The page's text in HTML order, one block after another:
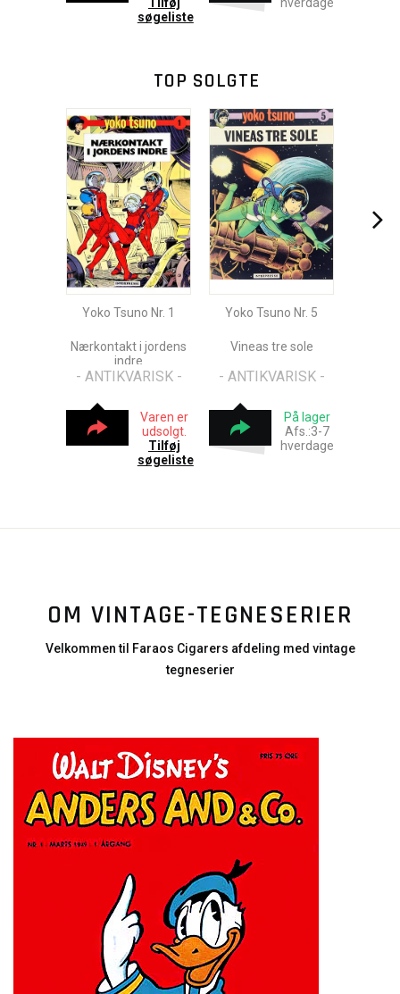
Tilføj
søgeliste
hverdage
TOP SOLGTE
Yoko Tsuno Nr. 1
Nærkontakt i jordens
indre
- ANTIKVARISK -
Varen er
udsolgt.
Tilføj
søgeliste
Yoko Tsuno Nr. 5
Vineas tre sole
- ANTIKVARISK -
På lager
Afs.:3-7
hverdage
OM VINTAGE-TEGNESERIER
Velkommen til Faraos Cigarers afdeling med vintage
tegneserier